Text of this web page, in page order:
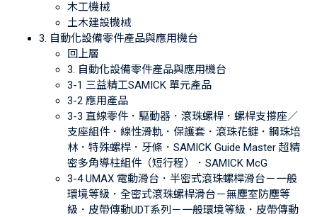
木工機械
土木建設機械
3. 自動化設備零件產品與應用機台
回上層
3. 自動化設備零件產品與應用機台
3-1 三益精工SAMICK 單元產品
3-2 應用產品
3-3 直線零件．驅動器．滾珠螺桿．螺桿支撐座／
支座組件．線性滑軌．保護套．滾珠花鍵．鋼珠培
林．特殊螺桿．牙條．SAMICK Guide Master 超精
密多角導柱組件（短行程）．SAMICK McG
3-4 UMAX 電動滑台．半密式滾珠螺桿滑台－一般
環境等級．全密式滾珠螺桿滑台－無塵室防塵等
級．皮帶傳動UDT系列－一般環境等級．皮帶傳動